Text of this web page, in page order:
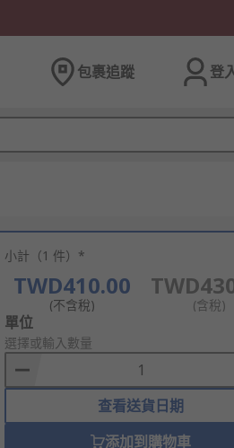
包裹追蹤 登
小計（1 件）*
TWD410.00
(不含稅) (含稅)
Add
to
Basket
單位
選擇或輸入數量
查看送貨日期
添加到購物車